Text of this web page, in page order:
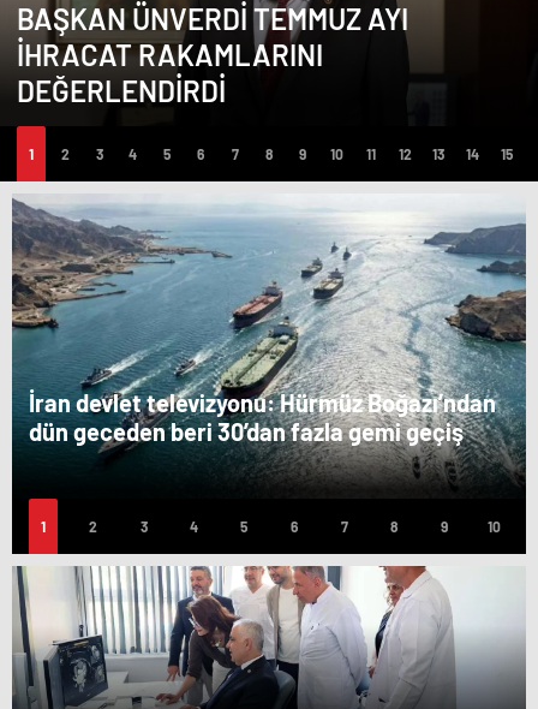
BAŞKAN ÜNVERDİ TEMMUZ AYI
İHRACAT RAKAMLARINI
DEĞERLENDİRDİ
İran devlet televizyonu: Hürmüz Boğazı’ndan
dün geceden beri 30’dan fazla gemi geçiş
yaptı